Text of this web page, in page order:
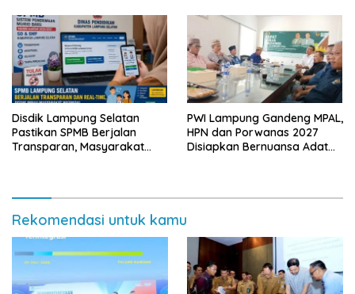
Disdik Lampung Selatan
Pastikan SPMB Berjalan
Transparan, Masyarakat
PWI Lampung Gandeng MPAL,
HPN dan Porwanas 2027
Disiapkan Bernuansa Adat
Rekomendasi untuk kamu